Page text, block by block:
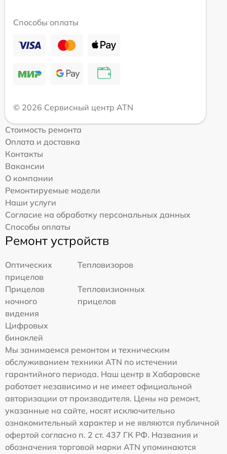
Способы оплаты
© 2026 Сервисный центр ATN
Стоимость ремонта
Оплата и доставка
Контакты
Вакансии
О компании
Ремонтируемые модели
Наши услуги
Согласие на обработку персональных данных
Способы оплаты
Ремонт устройств
Оптических
прицелов
Тепловизоров
Прицелов
ночного
видения
Тепловизионных
прицелов
Цифровых
биноклей
Мы занимаемся ремонтом и техническим
обслуживанием техники ATN по истечении
гарантийного периода. Наш центр в Хабаровске
работает независимо и не имеет официальной
авторизации от производителя. Цены на ремонт,
указанные на сайте, носят исключительно
ознакомительный характер и не являются публичной
офертой согласно п. 2 ст. 437 ГК РФ. Названия и
обозначения торговой марки ATN упоминаются